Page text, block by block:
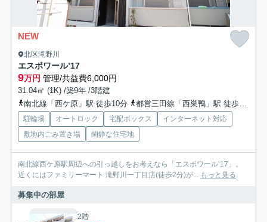
NEW
北区滝野川
エスポワール’17
9万円 管理/共益費6,000円
31.04㎡ (1K) /築9年 /3階建
南北線「西ケ原」駅 徒歩10分
都営三田線「西巣鴨」駅 徒歩11分
駐輪場 オートロック 宅配ボックス
インターネット対応
敷地内ごみ置き場
閑静な住宅地
南北線西ケ原駅周辺への引っ越しをお考えなら「エスポワール’17」。
近くにはファミリーマート 滝野川一丁目店(徒歩2分)が... もっと見る
募集中の部屋
2階